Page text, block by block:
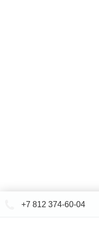
+7 812 374-60-04